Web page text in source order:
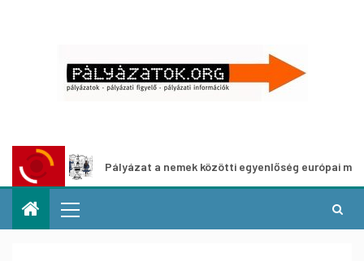
Pályázat a nemek közötti egyenlőség európai mozgalmainak